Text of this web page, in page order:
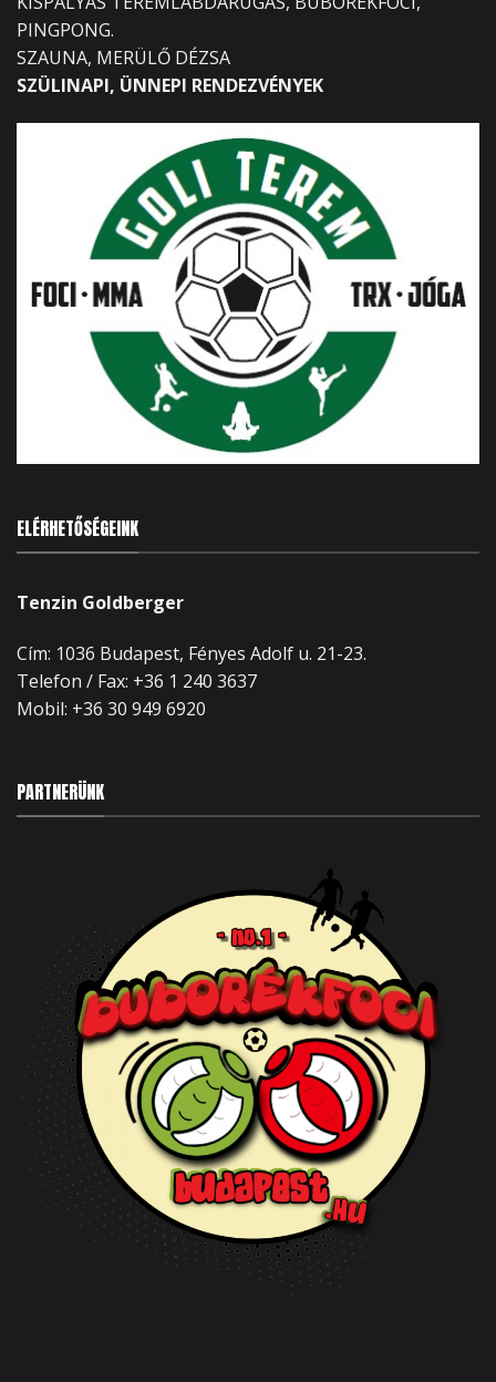
PINGPONG.
SZAUNA, MERÜLŐ DÉZSA
SZÜLINAPI, ÜNNEPI RENDEZVÉNYEK
ELÉRHETŐSÉGEINK
Tenzin Goldberger
Cím: 1036 Budapest, Fényes Adolf u. 21-23.
Telefon / Fax: +36 1 240 3637
Mobil: +36 30 949 6920
PARTNERÜNK